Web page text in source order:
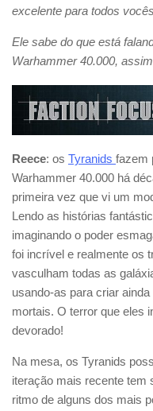
excelente para todos
Ele sabe do que está
Warhammer 40.000,
Reece: os Tyranids fazem
Warhammer 40.000 há
primeira vez que vi um
Lendo as histórias
imaginando o poder
foi incrível e realmente os
vasculham todas as
usando-as para criar
mortais. O terror que eles
devorado!
Na mesa, os Tyranids
iteração mais recente tem
ritmo de alguns dos mais